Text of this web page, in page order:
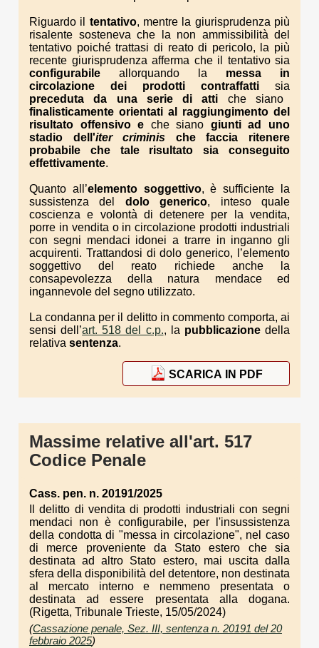
Riguardo il tentativo, mentre la giurisprudenza più
risalente sosteneva che la non ammissibilità del
tentativo poiché trattasi di reato di pericolo, la più
recente giurisprudenza afferma che il tentativo sia
configurabile allorquando la messa in
circolazione dei prodotti contraffatti sia
preceduta da una serie di atti che siano
finalisticamente orientati al raggiungimento del
risultato offensivo e che siano giunti ad uno
stadio dell'iter criminis che faccia ritenere
probabile che talerisultato siaconseguito
effettivamente.
Quanto all’elemento soggettivo, è sufficiente la
sussistenza del dolo generico, inteso quale
coscienza e volontà di detenere per la vendita,
porre in vendita o in circolazione prodotti industriali
con segni mendaci idonei a trarre in inganno gli
acquirenti. Trattandosi di dolo generico, l’elemento
soggettivo del reato richiede anche la
consapevolezza della natura mendace ed
ingannevole del segno utilizzato.
La condanna per il delitto in commento comporta, ai
sensi dell’art. 518 del c.p., la pubblicazionedella
relativa sentenza.
SCARICA IN PDF
Massime relative all'art. 517
Codice Penale
Cass. pen. n. 20191/2025
Il delitto di vendita di prodotti industriali con segni
mendaci non è configurabile, per l'insussistenza
della condotta di "messa in circolazione", nel caso
di merce proveniente da Stato estero che sia
destinata ad altro Stato estero, mai uscita dalla
sfera della disponibilità del detentore, non destinata
al mercato interno e nemmeno presentata o
destinata ad essere presentata alla dogana.
(Rigetta, Tribunale Trieste, 15/05/2024)
(Cassazione penale, Sez. III, sentenza n. 20191 del 20
febbraio 2025)